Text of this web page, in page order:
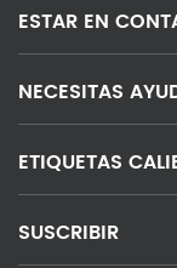
ESTAR EN
NECESITAS
ETIQUETAS
SUSCRIBIR